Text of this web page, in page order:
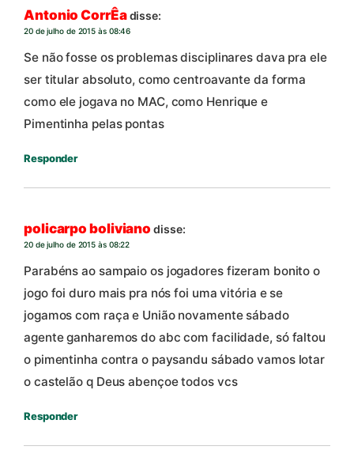
Antonio CorrÊadisse:
20 de julho de 2015 às 08:46
Se não fosse os problemas disciplinares dava pra ele
ser titular absoluto, como centroavante da forma
como ele jogava no MAC, como Henrique e
Pimentinha pelas pontas
Responder
policarpo boliviano disse:
20 de julho de 2015 às 08:22
Parabéns ao sampaio os jogadores fizeram bonito o
jogo foi duro mais pra nós foi uma vitória e se
jogamos com raça e União novamente sábado
agente ganharemos do abc com facilidade, só faltou
o pimentinha contra o paysandu sábado vamos lotar
o castelão q Deus abençoe todos vcs
Responder